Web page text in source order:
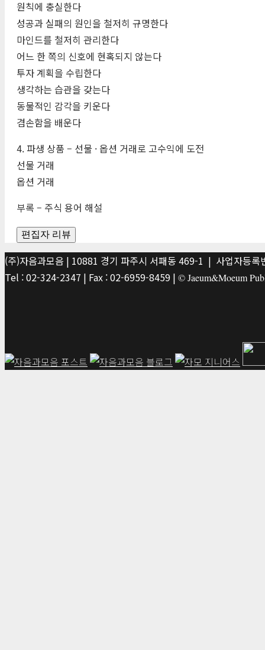
원칙에 충실한다
성공과 실패의 원인을 철저히 규명한다
마인드를 철저히 관리한다
어느 한 쪽의 신호에 현혹되지 않는다
투자 계획을 수립한다
생각하는 습관을 갖는다
동물적인 감각을 키운다
겸손함을 배운다
4. 파생 상품 – 선물 · 옵션 거래로 고수익에 도전
선물 거래
옵션 거래
부록 – 주식 용어 해설
편집자 리뷰
(주)자음과모음 | 10881 경기 파주시 서패동 469-1 | 사업자등
Tel : 02-324-2347 | Fax : 02-6959-8459 | © Jaeum&Moeum